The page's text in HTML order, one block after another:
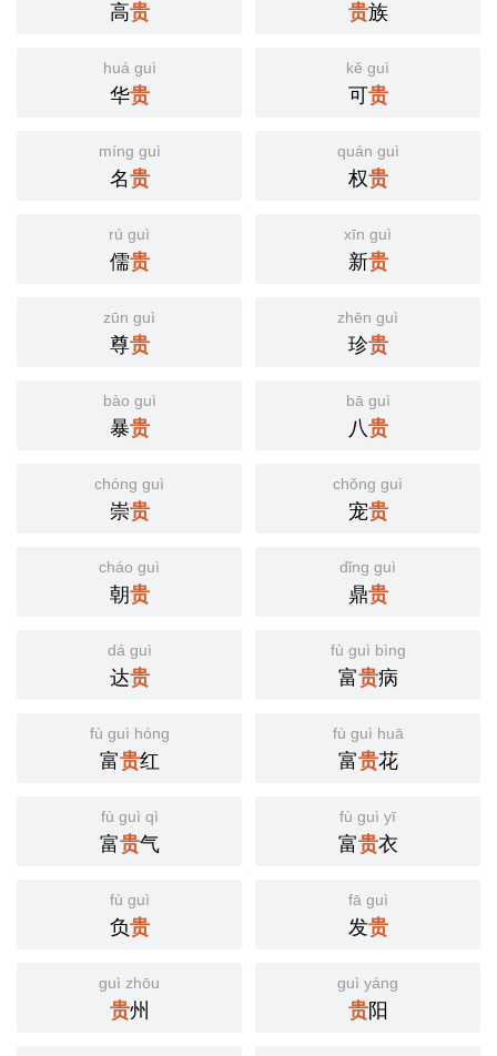
高贵 贵族
huá guì
华贵
kě guì
可贵
míng guì
名贵
quán guì
权贵
rú guì
儒贵
xīn guì
新贵
zūn guì
尊贵
zhēn guì
珍贵
bào guì
暴贵
bā guì
八贵
chóng guì
崇贵
chǒng guì
宠贵
cháo guì
朝贵
dǐng guì
鼎贵
dá guì
达贵
fù guì bìng
富贵病
fù guì hóng
富贵红
fù guì huā
富贵花
fù guì qì
富贵气
fù guì yī
富贵衣
fù guì
负贵
fā guì
发贵
guì zhōu
贵州
guì yáng
贵阳